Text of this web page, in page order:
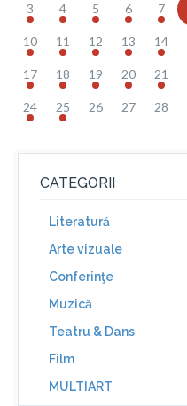
3 4 5 6 7
10 11 12 13 14
17 18 19 20 21
24 25 26 27 28
CATEGORII
Literatură
Arte vizuale
Conferinţe
Muzică
Teatru & Dans
Film
MULTIART